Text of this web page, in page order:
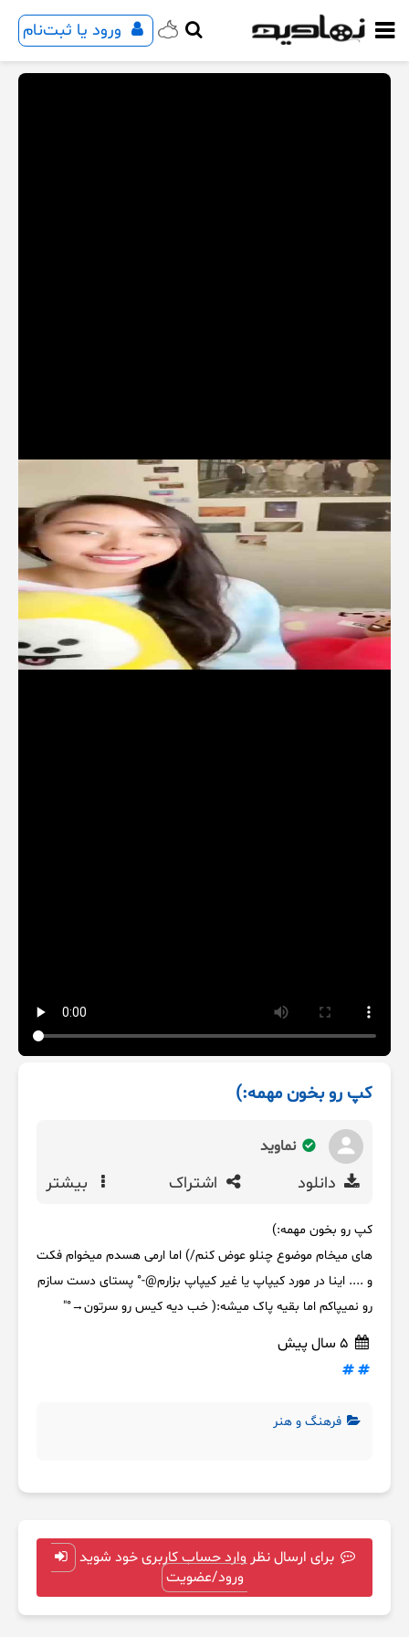
ورود یا ثبت‌نام
کپ رو بخون مهمه:)
نماوید
دانلود اشتراک بیشتر
کپ رو بخون مهمه:)
های میخام موضوع چنلو عوض کنم/) اما ارمی هسدم میخوام فکت
و .... اینا در مورد کیپاپ یا غیر کیپاپ بزارم@-° پستای دست سازم
رو نمیپاکم اما بقیه پاک میشه:( خب دیه کیس رو سرتون→°″
فرهنگ و هنر
برای ارسال نظر وارد حساب کاربری خود شوید
ورود/عضویت